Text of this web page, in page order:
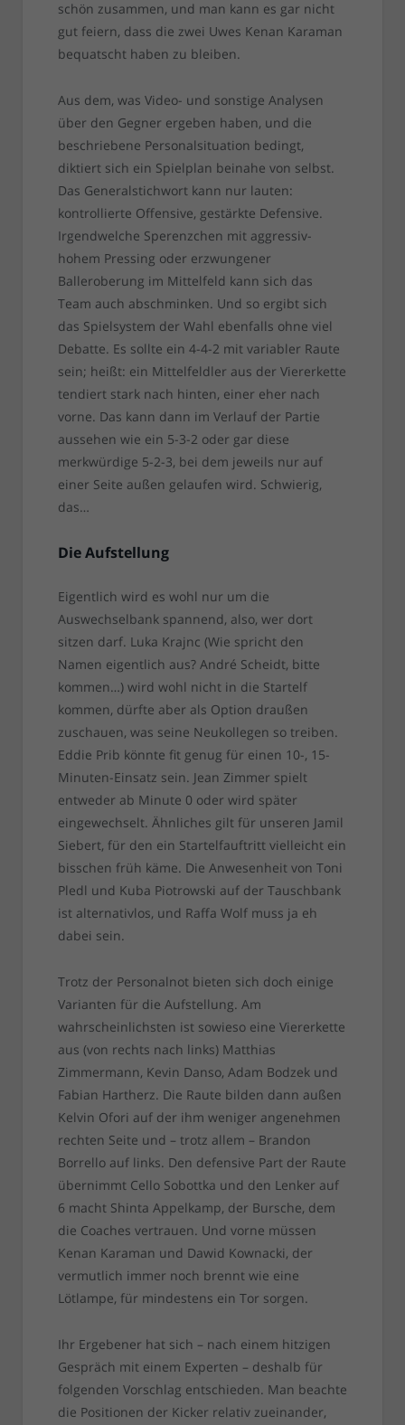
schön zusammen, und man kann es gar nicht
gut feiern, dass die zwei Uwes Kenan Karaman
bequatscht haben zu bleiben.
Aus dem, was Video- und sonstige Analysen
über den Gegner ergeben haben, und die
beschriebene Personalsituation bedingt,
diktiert sich ein Spielplan beinahe von selbst.
Das Generalstichwort kann nur lauten:
kontrollierte Offensive, gestärkte Defensive.
Irgendwelche Sperenzchen mit aggressiv-
hohem Pressing oder erzwungener
Balleroberung im Mittelfeld kann sich das
Team auch abschminken. Und so ergibt sich
das Spielsystem der Wahl ebenfalls ohne viel
Debatte. Es sollte ein 4-4-2 mit variabler Raute
sein; heißt: ein Mittelfeldler aus der Viererkette
tendiert stark nach hinten, einer eher nach
vorne. Das kann dann im Verlauf der Partie
aussehen wie ein 5-3-2 oder gar diese
merkwürdige 5-2-3, bei dem jeweils nur auf
einer Seite außen gelaufen wird. Schwierig,
das…
Die Aufstellung
Eigentlich wird es wohl nur um die
Auswechselbank spannend, also, wer dort
sitzen darf. Luka Krajnc (Wie spricht den
Namen eigentlich aus? André Scheidt, bitte
kommen…) wird wohl nicht in die Startelf
kommen, dürfte aber als Option draußen
zuschauen, was seine Neukollegen so treiben.
Eddie Prib könnte fit genug für einen 10-, 15-
Minuten-Einsatz sein. Jean Zimmer spielt
entweder ab Minute 0 oder wird später
eingewechselt. Ähnliches gilt für unseren Jamil
Siebert, für den ein Startelfauftritt vielleicht ein
bisschen früh käme. Die Anwesenheit von Toni
Pledl und Kuba Piotrowski auf der Tauschbank
ist alternativlos, und Raffa Wolf muss ja eh
dabei sein.
Trotz der Personalnot bieten sich doch einige
Varianten für die Aufstellung. Am
wahrscheinlichsten ist sowieso eine Viererkette
aus (von rechts nach links) Matthias
Zimmermann, Kevin Danso, Adam Bodzek und
Fabian Hartherz. Die Raute bilden dann außen
Kelvin Ofori auf der ihm weniger angenehmen
rechten Seite und – trotz allem – Brandon
Borrello auf links. Den defensive Part der Raute
übernimmt Cello Sobottka und den Lenker auf
6 macht Shinta Appelkamp, der Bursche, dem
die Coaches vertrauen. Und vorne müssen
Kenan Karaman und Dawid Kownacki, der
vermutlich immer noch brennt wie eine
Lötlampe, für mindestens ein Tor sorgen.
Ihr Ergebener hat sich – nach einem hitzigen
Gespräch mit einem Experten – deshalb für
folgenden Vorschlag entschieden. Man beachte
die Positionen der Kicker relativ zueinander,